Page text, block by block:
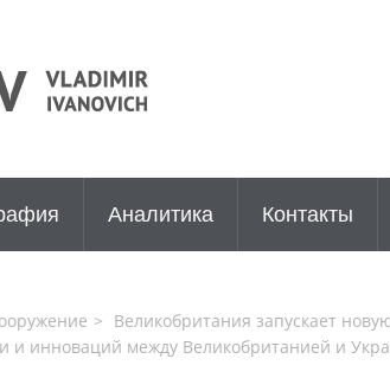
Аналитика Контакты
Великобритания запускает
и инноваций между Великобританией и